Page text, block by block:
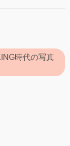
時代の写真